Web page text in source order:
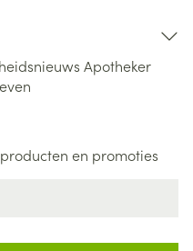
Apotheker
en promoties